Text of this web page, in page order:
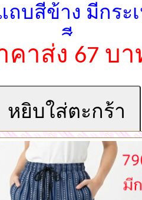
ถบสีข้าง มีกระ
สี
คาส่ง 67 บา